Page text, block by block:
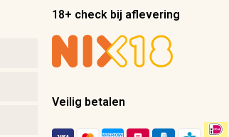
18+ check bij aflevering
Veilig betalen